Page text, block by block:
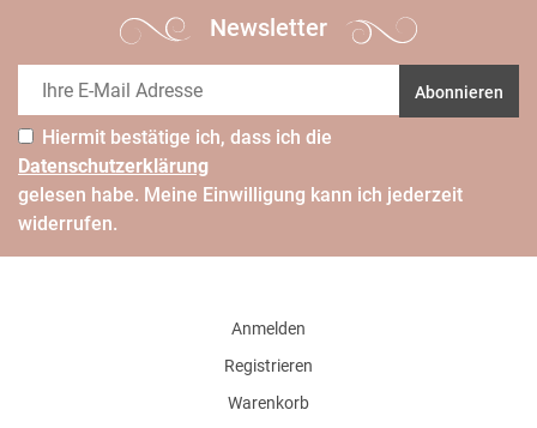
Newsletter
Abonnieren
Hiermit bestätige ich, dass ich die
Daten­schutz­erklärung
gelesen habe. Meine Einwilligung kann ich jederzeit
widerrufen.
Anmelden
Registrieren
Warenkorb